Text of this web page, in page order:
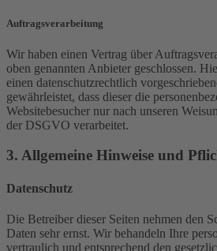
Auftragsverarbeitung
Wir haben einen Vertrag über
oben genannten Anbieter geschlossen.
einen datenschutzrechtlich
gewährleistet, dass dieser die
Websitebesucher nur nach unseren
der DSGVO verarbeitet.
3. Allgemeine Hinweise und
Datenschutz
Die Betreiber dieser Seiten nehmen den
Daten sehr ernst. Wir behandeln Ihre
vertraulich und entsprechend den